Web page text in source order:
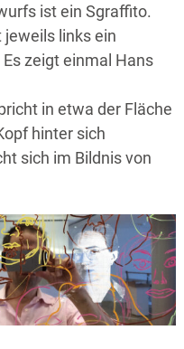
ist ein Sgraffito.
jeweils links ein
zeigt einmal Hans
in etwa der Fläche
hinter sich
sich im Bildnis von